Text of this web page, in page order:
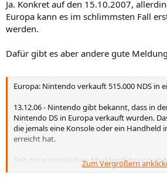
Ja. Konkret auf den 15.10.2007,
Europa kann es im schlimmsten Fall
werden.
Dafür gibt es aber andere gute
Europa: Nintendo verkauft 515.000 NDS in
13.12.06 - Nintendo gibt bekannt, dass in
Nintendo DS in Europa verkauft wurden.
die jemals eine Konsole oder ein Handheld
erreicht hat.
Seit der europäischen Markteinführung im
mehr als 8,5 Mio. Nintendo DS verkauft
Zum Vergrößern